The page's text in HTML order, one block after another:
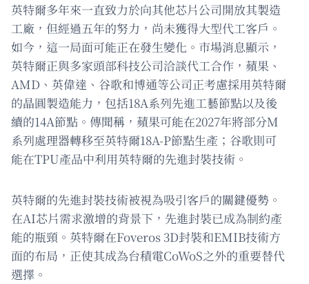
英特爾多年來一直致力於向其他芯片公司開放其製造
工廠，但經過五年的努力，尚未獲得大型代工客戶。
如今，這一局面可能正在發生變化。市場消息顯示，
英特爾正與多家頭部科技公司洽談代工合作，蘋果、
AMD、英偉達、谷歌和博通等公司正考慮採用英特爾
的晶圓製造能力，包括18A系列先進工藝節點以及後
續的14A節點。傳聞稱，蘋果可能在2027年將部分M
系列處理器轉移至英特爾18A-P節點生產；谷歌則可
能在TPU產品中利用英特爾的先進封裝技術。
英特爾的先進封裝技術被視為吸引客戶的關鍵優勢。
在AI芯片需求激增的背景下，先進封裝已成為制約產
能的瓶頸。英特爾在Foveros 3D封裝和EMIB技術方
面的布局，正使其成為台積電CoWoS之外的重要替代
選擇。